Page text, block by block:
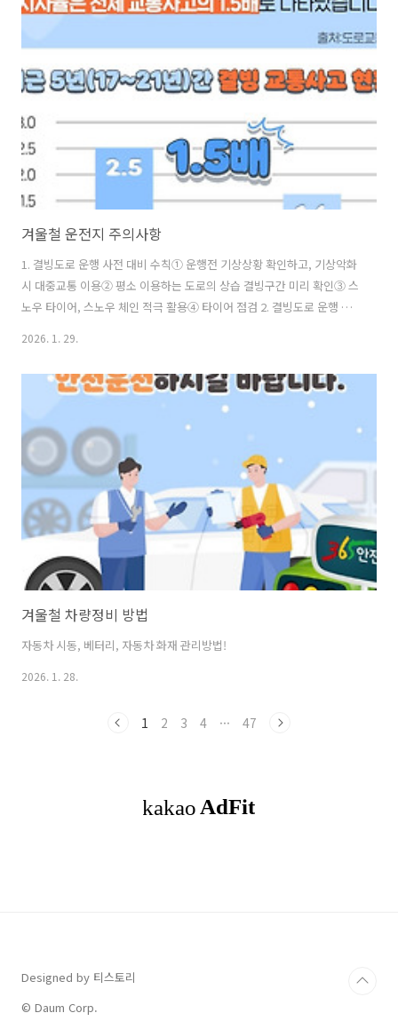
떤 심정이실까요? 최근 방송된 편을 보며 제 가슴이 쿵 내려앉았습니다.
60대 이상 우리 언니, 동생분들! "나는 암 수술받았으니 이제 끝이다" 하
고 안심하셨던 분 계시다면, 오늘 이 글을 딱 3분만 집중해서 읽어보세
요. 암보다 더 무서운 '그 놈'의 진짜 정체가..
겨울철 운전지 주의사항
1. 결빙도로 운행 사전 대비 수칙① 운행전 기상상황 확인하고, 기상악화
시 대중교통 이용② 평소 이용하는 도로의 상습 결빙구간 미리 확인③ 스
노우 타이어, 스노우 체인 적극 활용④ 타이어 점검 2. 결빙도로 운행 중
도, 산모퉁이 음영지역 등 결빙 취약구간 운행 시 서행운전④ 커브 길은
미리 감속, 급제동, 급가속, 급핸들 조작하지 않기⑤ 빙판길, 내리막길은
엔진 브레이크로 기어 변속하여 차량의 속도 줄이기
2026. 1. 29.
겨울철 차량정비 방법
자동차 시동, 베터리, 자동차 화재 관리방법!
2026. 1. 28.
1 2 3 4 ··· 47
Designed by 티스토리
© Daum Corp.